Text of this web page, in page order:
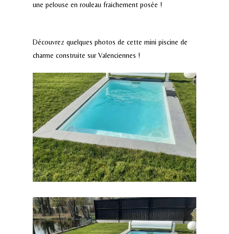
une pelouse en rouleau fraichement posée !
Découvrez quelques photos de cette mini piscine de
charme construite sur Valenciennes !